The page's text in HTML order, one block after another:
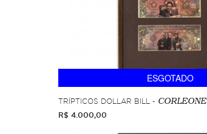
ESGOTADO
TRÍPTICOS DOLLAR BILL - CORLEONE
R$ 4.000,00